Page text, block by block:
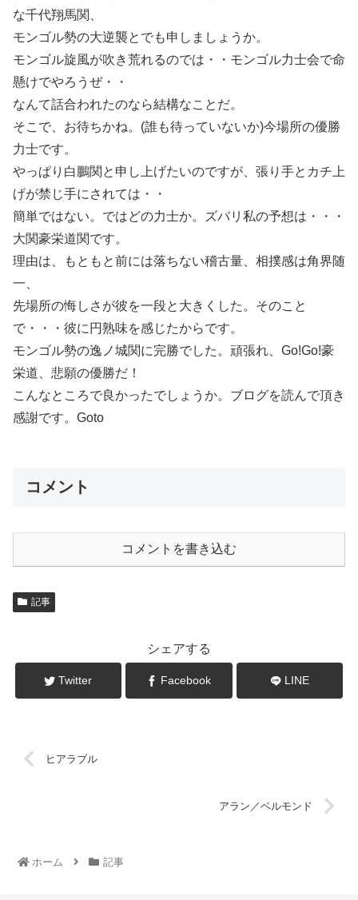
な千代翔馬関、
モンゴル勢の大逆襲とでも申しましょうか。
モンゴル旋風が吹き荒れるのでは・・モンゴル力士会で命
懸けでやろうぜ・・
なんて話合われたのなら結構なことだ。
そこで、お待ちかね。(誰も待っていないか)今場所の優勝
力士です。
やっぱり白鵬関と申し上げたいのですが、張り手とカチ上
げが禁じ手にされては・・
簡単ではない。ではどの力士か。ズバリ私の予想は・・・
大関豪栄道関です。
理由は、もともと前には落ちない稽古量、相撲感は角界随
一、
先場所の悔しさが彼を一段と大きくした。そのこと
で・・・彼に円熟味を感じたからです。
モンゴル勢の逸ノ城関に完勝でした。頑張れ、Go!Go!豪
栄道、悲願の優勝だ！
こんなところで良かったでしょうか。ブログを読んで頂き
感謝です。Goto
コメント
コメントを書き込む
記事
シェアする
Twitter Facebook LINE
ヒアラブル
アラン／ベルモンド
ホーム 記事